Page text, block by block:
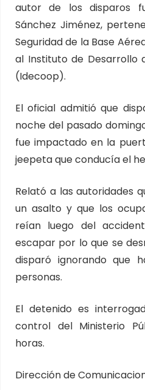
autor de los disparos
Sánchez Jiménez,
Seguridad de la Base
al Instituto de Desarrollo
(Idecoop).
El oficial admitió que
noche del pasado
fue impactado en la
jeepeta que conducía el
Relató a las autoridades
un asalto y que los
reían luego del
escapar por lo que se
disparó ignorando que
personas.
El detenido es
control del Ministerio
horas.
Dirección de